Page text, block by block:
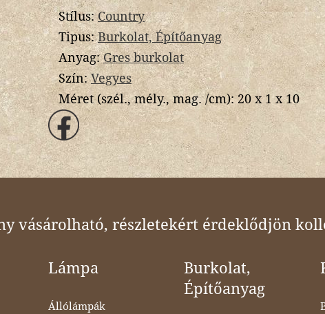
Stílus:Country
Tipus:Burkolat, Építőanyag
Anyag:Gres burkolat
Szín:Vegyes
Méret (szél., mély., mag. /cm):20 x 1 x 10
vásárolható, részletekért érdeklődjön
Lámpa
Állólámpák
Burkolat,
Építőanyag